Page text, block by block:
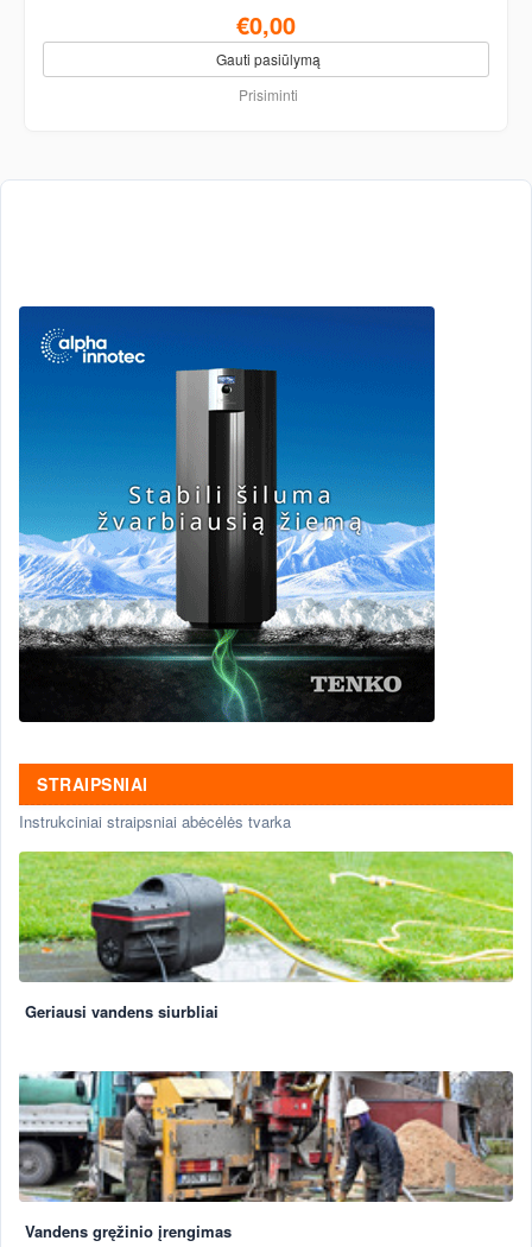
€0,00
Gauti pasiūlymą
Prisiminti
STRAIPSNIAI
Instrukciniai straipsniai abėcėlės tvarka
Geriausi vandens siurbliai
Vandens gręžinio įrengimas